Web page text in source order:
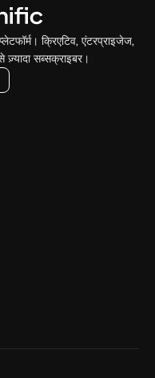
क्रिएटिव, एंटरप्राइजेज,
ज़्यादा सब्सक्राइबर।